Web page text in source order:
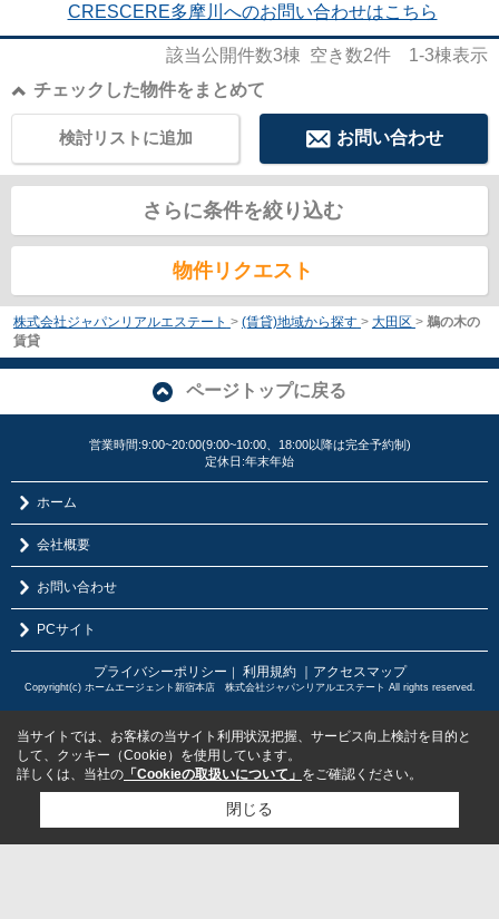
CRESCERE多摩川へのお問い合わせはこちら
該当公開件数3棟 空き数2件 1-3棟表示
チェックした物件をまとめて
お問い合わせ
検討リストに追加
さらに条件を絞り込む
物件リクエスト
株式会社ジャパンリアルエステート > (賃貸)地域から探す > 大田区 > 鵜の木の
賃貸
ページトップに戻る
営業時間:9:00~20:00(9:00~10:00、18:00以降は完全予約制)
定休日:年末年始
ホーム
会社概要
お問い合わせ
PCサイト
プライバシーポリシー ｜ 利用規約 ｜アクセスマップ
Copyright(c) ホームエージェント新宿本店 株式会社ジャパンリアルエステート All rights reserved.
当サイトでは、お客様の当サイト利用状況把握、サービス向上検討を目的と
して、クッキー（Cookie）を使用しています。
詳しくは、当社の 「Cookieの取扱いについて」 をご確認ください。
閉じる